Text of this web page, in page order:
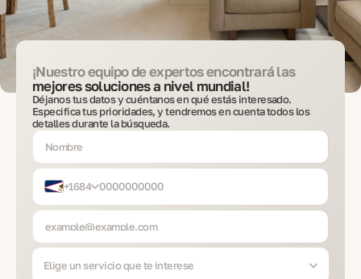
¡Nuestro equipo de expertos encontrará las
mejores soluciones a nivel mundial!
Déjanos tus datos y cuéntanos en qué estás interesado.
Especifica tus prioridades, y tendremos en cuenta todos los
detalles durante la búsqueda.
+1684
Elige un servicio que te interese